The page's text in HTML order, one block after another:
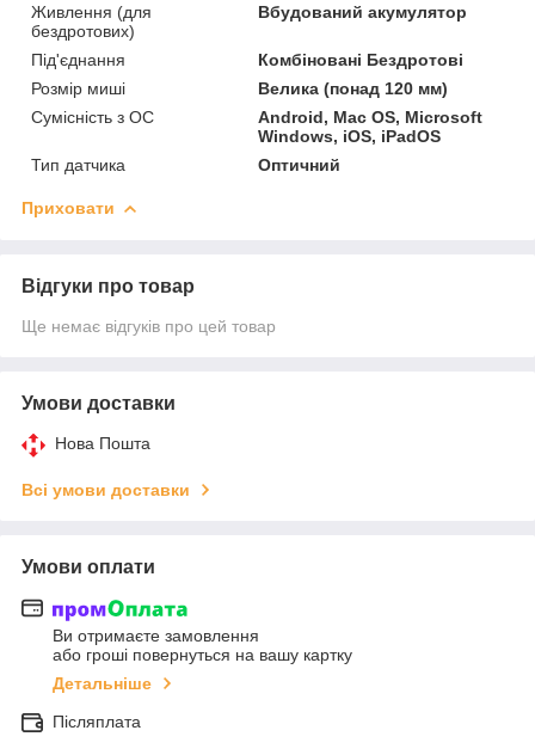
Живлення (для
бездротових)
Вбудований акумулятор
Під'єднання
Комбіновані Бездротові
Розмір миші
Велика (понад 120 мм)
Сумісність з ОС
Android, Mac OS, Microsoft
Windows, iOS, iPadOS
Тип датчика
Оптичний
Приховати
Відгуки про товар
Ще немає відгуків про цей товар
Умови доставки
Нова Пошта
Всі умови доставки
Умови оплати
Ви отримаєте замовлення
або гроші повернуться на вашу картку
Детальніше
Післяплата